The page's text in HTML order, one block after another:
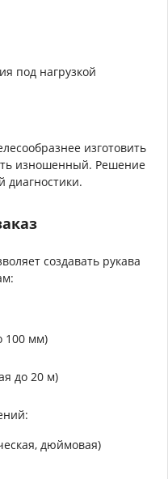
под нагрузкой
изготовить
изношенный. Решение
диагностики.
создавать рукава
100 мм)
до 20 м)
дюймовая)